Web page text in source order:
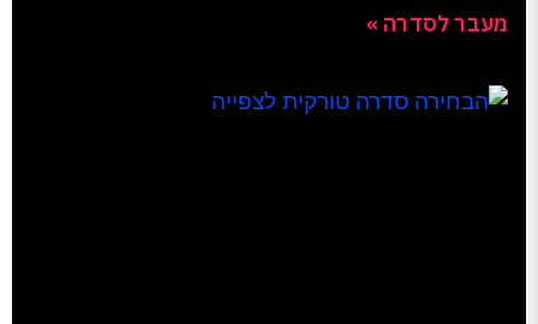
מעבר לסדרה »